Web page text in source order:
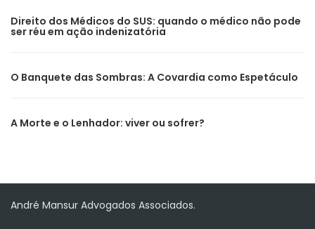
Direito dos Médicos do SUS: quando o médico não pode
ser réu em ação indenizatória
O Banquete das Sombras: A Covardia como Espetáculo
A Morte e o Lenhador: viver ou sofrer?
André Mansur Advogados Associados.